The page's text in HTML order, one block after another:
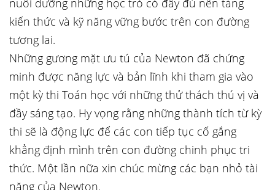
nuôi dưỡng những học trò có đầy đủ nền tảng
kiến thức và kỹ năng vững bước trên con đường
tương lai.
Những gương mặt ưu tú của Newton đã chứng
minh được năng lực và bản lĩnh khi tham gia vào
một kỳ thi Toán học với những thử thách thú vị và
đầy sáng tạo. Hy vọng rằng những thành tích từ kỳ
thi sẽ là động lực để các con tiếp tục cố gắng
khẳng định mình trên con đường chinh phục tri
thức. Một lần nữa xin chúc mừng các bạn nhỏ tài
năng của Newton.